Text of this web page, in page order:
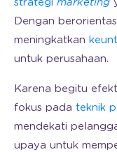
strategi marketing
Dengan
meningkatkan
untuk perusahaan.
Karena begitu
fokus pada teknik
mendekati
upaya untuk